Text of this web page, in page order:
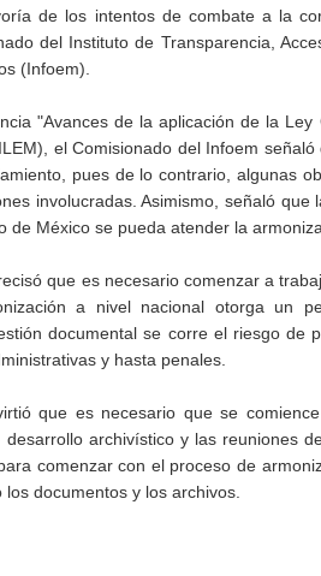
de los intentos de combate a la
del Instituto de Transparencia,
(Infoem).
"Avances de la aplicación de la
el Comisionado del Infoem
pues de lo contrario, algunas
involucradas. Asimismo, señaló
de México se pueda atender la
que es necesario comenzar a
a nivel nacional otorga un
documental se corre el riesgo de
y hasta penales.
que es necesario que se
desarrollo archivístico y las reuniones
comenzar con el proceso de
documentos y los archivos.